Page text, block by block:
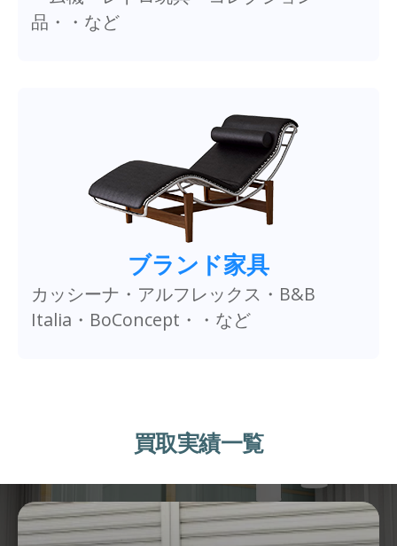
品・・など
ブランド家具
カッシーナ・アルフレックス・B&B
Italia・BoConcept・・など
買取実績一覧